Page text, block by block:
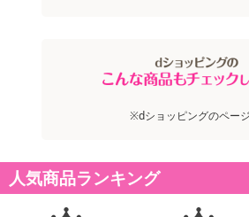
※dショッピングのペー
人気商品ランキング